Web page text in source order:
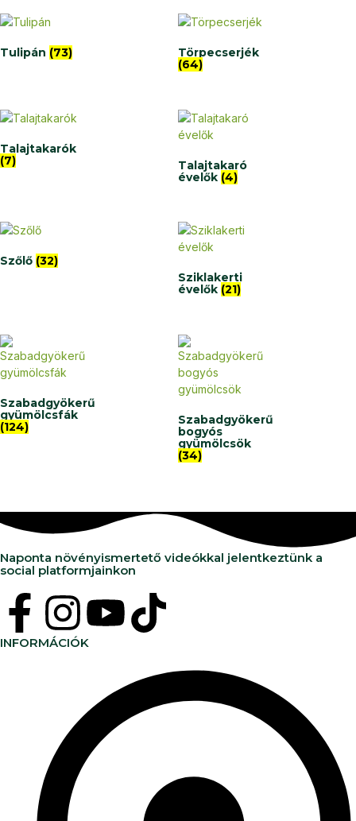
Tulipán (73)
Törpecserjék
(64)
Talajtakarók
(7)
Talajtakaró
évelők (4)
Szőlő (32)
Sziklakerti
évelők (21)
Szabadgyökerű
gyümölcsfák
(124)
Szabadgyökerű
bogyós
gyümölcsök
(34)
Naponta növényismertető videókkal jelentkeztünk a
social platformjainkon
INFORMÁCIÓK